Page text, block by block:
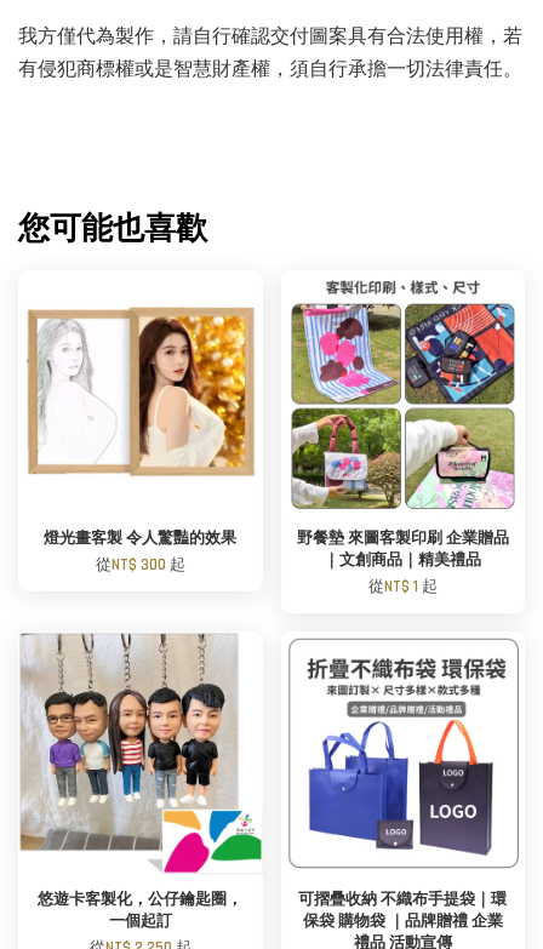
我方僅代為製作，請自行確認交付圖案具有合法使用權，若
有侵犯商標權或是智慧財產權，須自行承擔一切法律責任。
您可能也喜歡
燈光畫客製 令人驚豔的效果
從NT$ 300 起
野餐墊 來圖客製印刷 企業贈品
｜文創商品｜精美禮品
從NT$ 1 起
悠遊卡客製化，公仔鑰匙圈，
一個起訂
可摺疊收納 不織布手提袋｜環
保袋 購物袋 ｜品牌贈禮 企業
禮品 活動宣傳